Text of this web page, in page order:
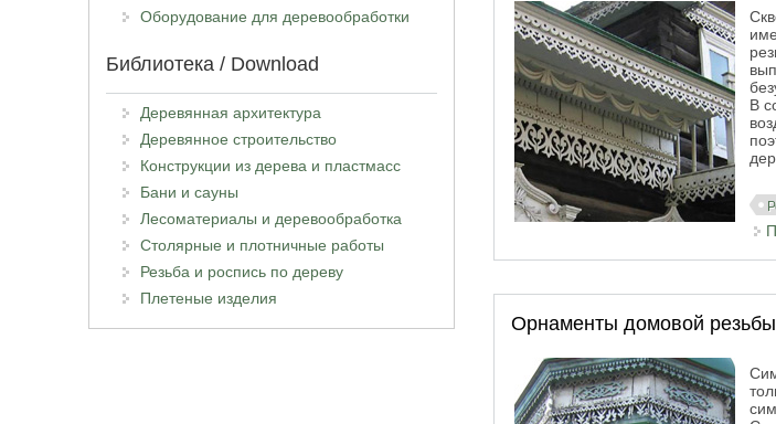
В
Орнаменты домовой резьбы
Оборудование для деревообработки
Библиотека / Download
Деревянная архитектура
Деревянное строительство
Конструкции из дерева и пластмасс
Бани и сауны
Лесоматериалы и деревообработка
Столярные и плотничные работы
Резьба и роспись по дереву
Плетеные изделия